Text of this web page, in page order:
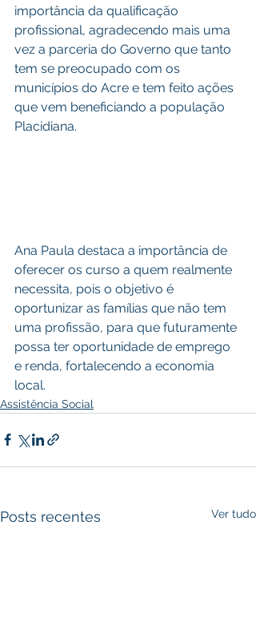
importância da qualificação
profissional, agradecendo mais uma
vez a parceria do Governo que tanto
tem se preocupado com os
municípios do Acre e tem feito ações
que vem beneficiando a população
Placidiana.
Ana Paula destaca a importância de
oferecer os curso a quem realmente
necessita, pois o objetivo é
oportunizar as famílias que não tem
uma profissão, para que futuramente
possa ter oportunidade de emprego
e renda, fortalecendo a economia
local.
Assistência Social
Posts recentes Ver tudo